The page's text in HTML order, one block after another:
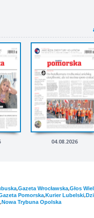
04.08.2026
,Gazeta Wrocławska,Głos
Pomorska,Kurier Lubelski,
,Nowa Trybuna Opolska